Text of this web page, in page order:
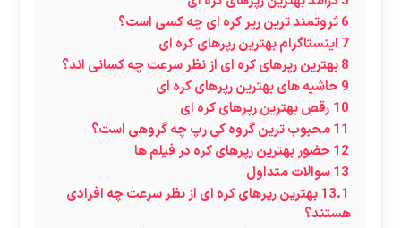
6ثروتمند ترین رپر کره ای چه کسی است؟
7 اینستاگرام بهترین رپرهای کره ای
8بهترین رپرهای کره ای از نظر سرعت چه کسانی اند؟
9 حاشیه های بهترین رپرهای کره ای
10 رقص بهترین رپرهای کره ای
11محبوب ترین گروه کی رپ چه گروهی است؟
12 حضور بهترین رپرهای کره در فیلم ها
13سوالات متداول
13.1بهترین رپرهای کره ای از نظر سرعت چه افرادی
هستند؟